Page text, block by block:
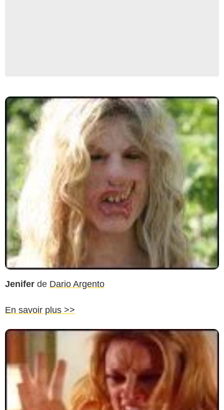
Jenifer de Dario Argento
En savoir plus >>